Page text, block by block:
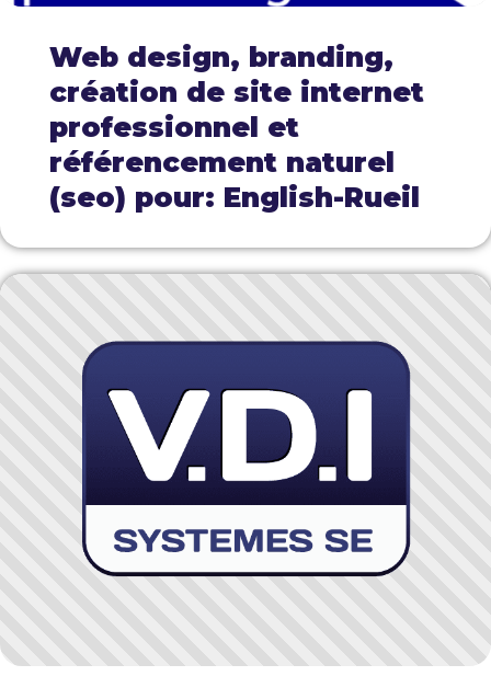
Web design, branding,
création de site internet
professionnel et
référencement naturel
(seo) pour: English-Rueil